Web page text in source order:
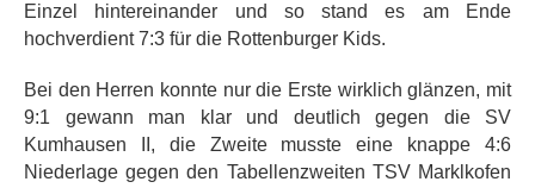
Einzel hintereinander und so stand es am Ende
hochverdient 7:3 für die Rottenburger Kids.
Bei den Herren konnte nur die Erste wirklich glänzen, mit
9:1 gewann man klar und deutlich gegen die SV
Kumhausen II, die Zweite musste eine knappe 4:6
Niederlage gegen den Tabellenzweiten TSV Marklkofen